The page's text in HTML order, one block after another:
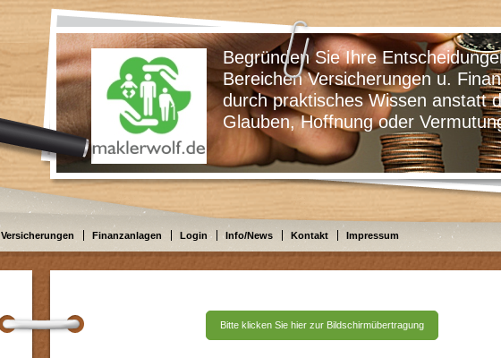
Begründen Sie Ihre Entscheidungen
Bereichen Versicherungen u.
durch praktisches Wissen anstatt
Glauben, Hoffnung oder
Versicherungen Finanzanlagen Login Info/News Kontakt Impressum
Bitte klicken Sie hier zur Bildschirmübertragung